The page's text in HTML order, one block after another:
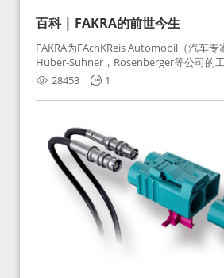
百科 | FAKRA的前世今生
FAKRA为FAchKReis Automobil（汽车专
Huber-Suhner，Rosenberger等公司的
Huber-Suhner相关连接器业务及技术在
Rosenberger）缩写。起初为BMW需求
接，如今FAKRA已成为汽车行业通用标
28453 1